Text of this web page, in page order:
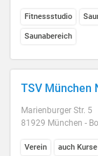
Fitnessstudio
Saunabereich
TSV München
Marienburger Str. 5
81929 München -
Verein auch